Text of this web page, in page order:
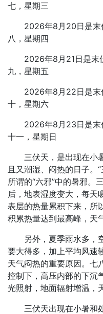
七，星期三
2026年8月20日是末
八，星期四
2026年8月21日是末
九，星期五
2026年8月22日是末
十，星期六
2026年8月23日是末
十一，星期日
三伏天，是出现在小
且又潮湿、闷热的日子。“
所谓的“六邪”中的暑邪。
后，地表湿度变大，每天
表层的热量累积下来，所
积累热量达到最高峰，天
另外，夏季雨水多，
要大得多，加上平均风速
天气闷热的重要原因。七
控制下，高压内部的下沉
光照射，地面辐射增温，
三伏天出现在小暑和